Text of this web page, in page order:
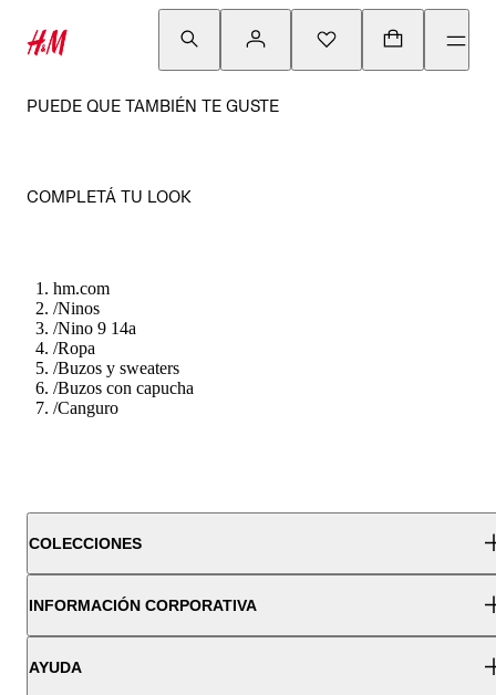
PUEDE QUE TAMBIÉN TE GUSTE
COMPLETÁ TU LOOK
hm.com
/Ninos
/Nino 9 14a
/Ropa
/Buzos y sweaters
/Buzos con capucha
/Canguro
COLECCIONES
INFORMACIÓN CORPORATIVA
AYUDA